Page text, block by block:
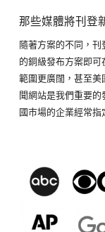
那些媒體將刊登
隨著方案的不同，
的銅級發布方案即
範圍更廣闊，甚至美
聞網站是我們重要的
國市場的企業經常指